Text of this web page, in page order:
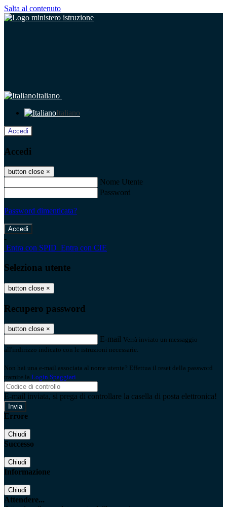
Salta al contenuto
Italiano
Italiano
Accedi
Accedi
button close ×
Nome Utente
Password
Password dimenticata?
-
Entra con SPID Entra con CIE
Seleziona utente
button close ×
Recupero password
button close ×
E-mail Verrà inviato un messaggio
all'indirizzo indicato con le istruzioni necessarie.
Non hai una e-mail associata al nome utente? Effettua il reset della password
tramite la Login Spaggiari
E-mail inviata, si prega di controllare la casella di posta elettronica!
Errore
Chiudi
Successo
Chiudi
Informazione
Chiudi
Attendere...